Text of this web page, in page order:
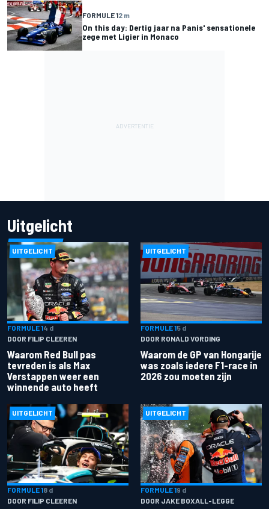
FORMULE 12 m
On this day: Dertig jaar na Panis' sensationele
zege met Ligier in Monaco
Uitgelicht
UITGELICHT
FORMULE 14 d
DOOR FILIP CLEEREN
Waarom Red Bull pas
tevreden is als Max
Verstappen weer een
winnende auto heeft
UITGELICHT
FORMULE 15 d
DOOR RONALD VORDING
Waarom de GP van Hongarije
was zoals iedere F1-race in
2026 zou moeten zijn
UITGELICHT
FORMULE 18 d
DOOR FILIP CLEEREN
UITGELICHT
FORMULE 19 d
DOOR JAKE BOXALL-LEGGE